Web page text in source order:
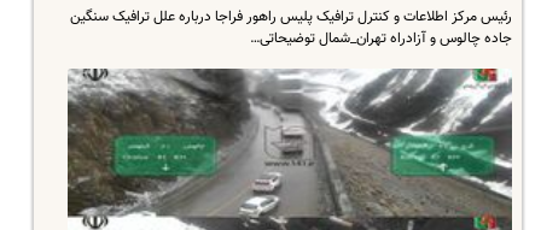
رئیس مرکز اطلاعات و کنترل ترافیک پلیس راهور فراجا درباره علل ترافیک سنگین
جاده چالوس و آزادراه تهران_شمال توضیحاتی…